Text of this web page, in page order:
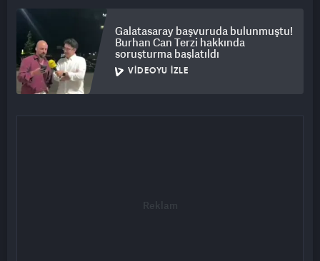
Galatasaray başvuruda bulunmuştu!
Burhan Can Terzi hakkında
soruşturma başlatıldı
VIDEOYU İZLE